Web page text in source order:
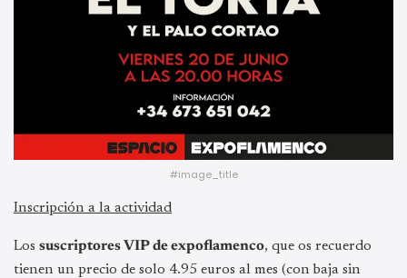
#image_title
Inscripción a la actividad
Los suscriptores VIP de expoflamenco, que os recuerdo
tienen un precio de solo 4.95 euros al mes (con baja sin